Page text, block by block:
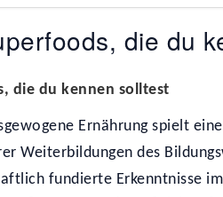
die du
die du kennen solltest
Ernährung spielt
Weiterbildungen des
fundierte Erkenntnisse